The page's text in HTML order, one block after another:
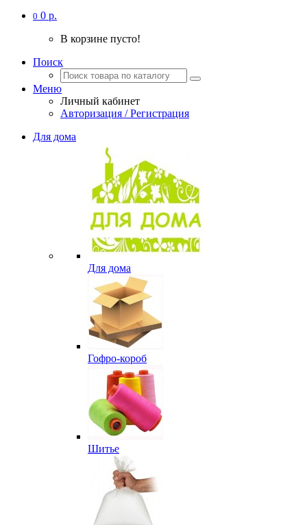
0 0 р.
В корзине пусто!
Поиск
Меню
Личный кабинет
Авторизация / Регистрация
Для дома
Для дома
Гофро-короб
Шитье